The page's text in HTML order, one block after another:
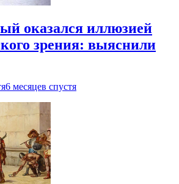
оказался иллюзией
зрения: выяснили
6 месяцев спустя